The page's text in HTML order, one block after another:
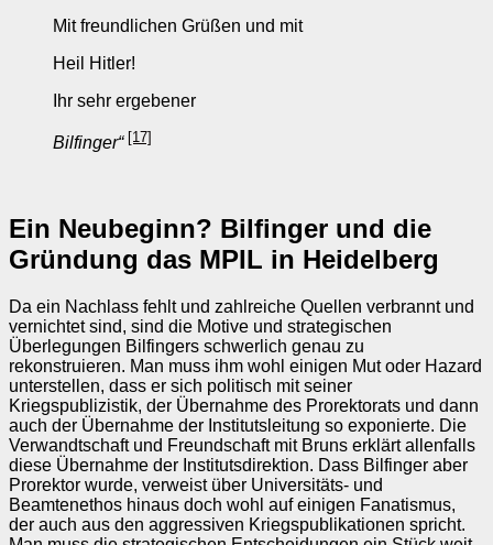
Mit freundlichen Grüßen und mit
Heil Hitler!
Ihr sehr ergebener
Bilfinger“ [17]
Ein Neubeginn? Bilfinger und die
Gründung das MPIL in Heidelberg
Da ein Nachlass fehlt und zahlreiche Quellen verbrannt und
vernichtet sind, sind die Motive und strategischen
Überlegungen Bilfingers schwerlich genau zu
rekonstruieren. Man muss ihm wohl einigen Mut oder Hazard
unterstellen, dass er sich politisch mit seiner
Kriegspublizistik, der Übernahme des Prorektorats und dann
auch der Übernahme der Institutsleitung so exponierte. Die
Verwandtschaft und Freundschaft mit Bruns erklärt allenfalls
diese Übernahme der Institutsdirektion. Dass Bilfinger aber
Prorektor wurde, verweist über Universitäts‑ und
Beamtenethos hinaus doch wohl auf einigen Fanatismus,
der auch aus den aggressiven Kriegspublikationen spricht.